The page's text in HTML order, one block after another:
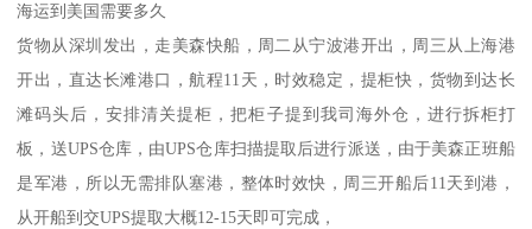
海运到美国需要多久
货物从深圳发出，走美森快船，周二从宁波港开出，周三从上海港
开出，直达长滩港口，航程11天，时效稳定，提柜快，货物到达长
滩码头后，安排清关提柜，把柜子提到我司海外仓，进行拆柜打
板，送UPS仓库，由UPS仓库扫描提取后进行派送，由于美森正班船
是军港，所以无需排队塞港，整体时效快，周三开船后11天到港，
从开船到交UPS提取大概12-15天即可完成，